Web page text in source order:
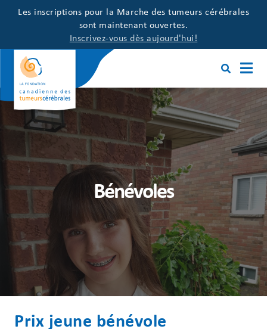
Les inscriptions pour la Marche des tumeurs cérébrales
sont maintenant ouvertes.
Inscrivez-vous dès aujourd'hui!
Bénévoles
Prix jeune bénévole